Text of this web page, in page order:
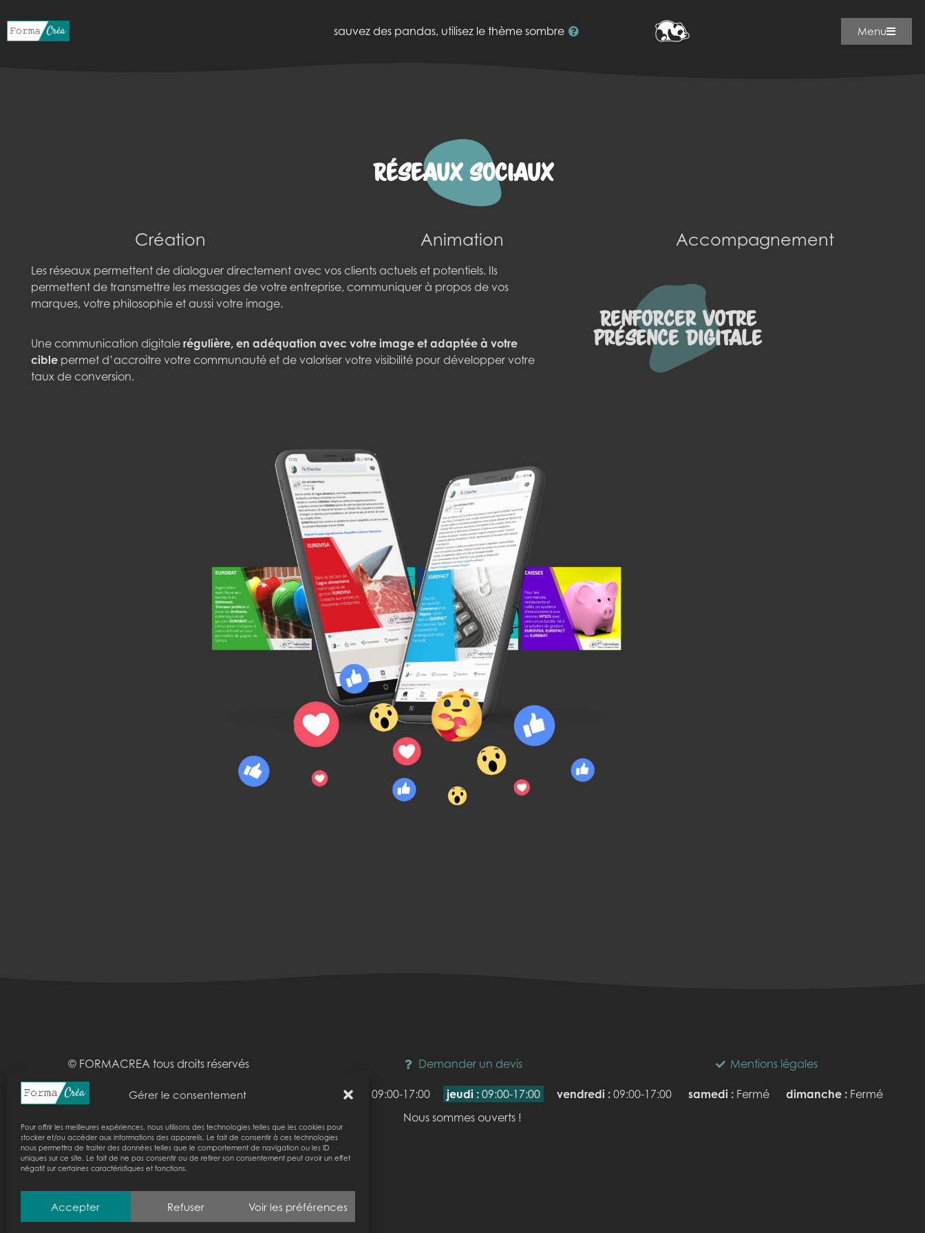
Gérer le consentement
Pour offrir les meilleures expériences, nous utilisons des technologies telles que les cookies pour
stocker et/ou accéder aux informations des appareils. Le fait de consentir à ces technologies
nous permettra de traiter des données telles que le comportement de navigation ou les ID
uniques sur ce site. Le fait de ne pas consentir ou de retirer son consentement peut avoir un effet
négatif sur certaines caractéristiques et fonctions.
Accepter Refuser Voir les préférences
sauvez des pandas, utilisez le thème sombre Menu
Réseaux sociaux
Création Animation Accompagnement
Les réseaux permettent de dialoguer directement avec vos clients actuels et potentiels. Ils
permettent de transmettre les messages de votre entreprise, communiquer à propos de vos
marques, votre philosophie et aussi votre image.
Une communication digitale régulière, en adéquation avec votre image et adaptée à votre
cible permet d’accroitre votre communauté et de valoriser votre visibilité pour développer votre
taux de conversion.
Renforcer votre
présence digitale
© FORMACREA tous droits réservés Demander un devis Mentions légales
Horaires : 09:00-17:00 mardi : 09:00-17:00 mercredi : 09:00-17:00 jeudi : 09:00-17:00 vendredi : 09:00-17:00 samedi : Fermé dimanche : Fermé
Nous sommes ouverts !